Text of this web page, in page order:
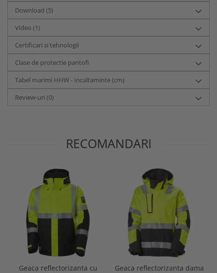
Download (5)
Video (1)
Certificari si tehnologii
Clase de protectie pantofi
Tabel marimi HHW - Incaltaminte (cm)
Review-uri (0)
RECOMANDARI
Geaca reflectorizanta cu
Geaca reflectorizanta dama